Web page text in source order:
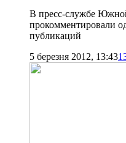
В пресс-службе
прокомментировали
публикаций
5 березня 2012, 13:43